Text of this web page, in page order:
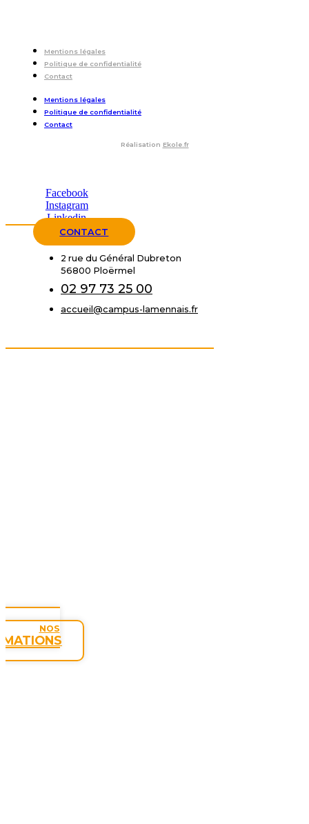
Mentions légales
Politique de confidentialité
Contact
Mentions légales
Politique de confidentialité
Contact
Réalisation Ekole.fr
Facebook
Instagram
Linkedin
CONTACT
2 rue du Général Dubreton
56800 Ploërmel
02 97 73 25 00
accueil@campus-lamennais.fr
NOS